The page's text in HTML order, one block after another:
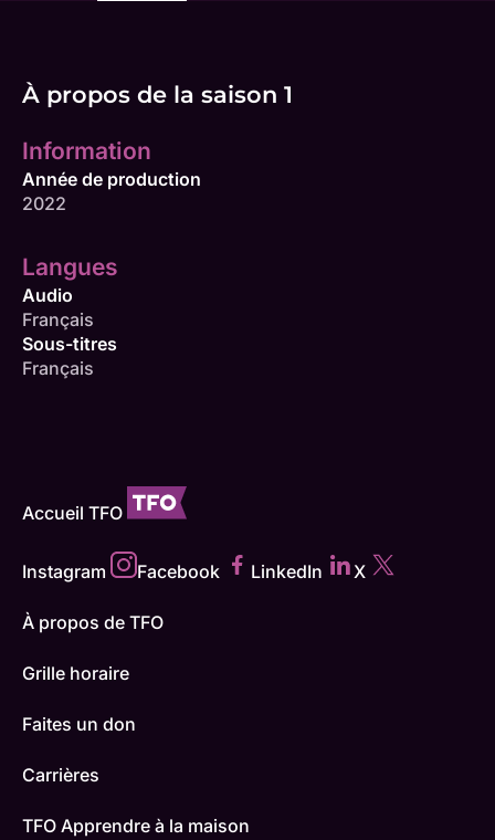
À propos de la saison 1
Information
Année de production
2022
Langues
Audio
Français
Sous-titres
Français
Accueil TFO
Instagram Facebook LinkedIn X
À propos de TFO
Grille horaire
Faites un don
Carrières
TFO Apprendre à la maison